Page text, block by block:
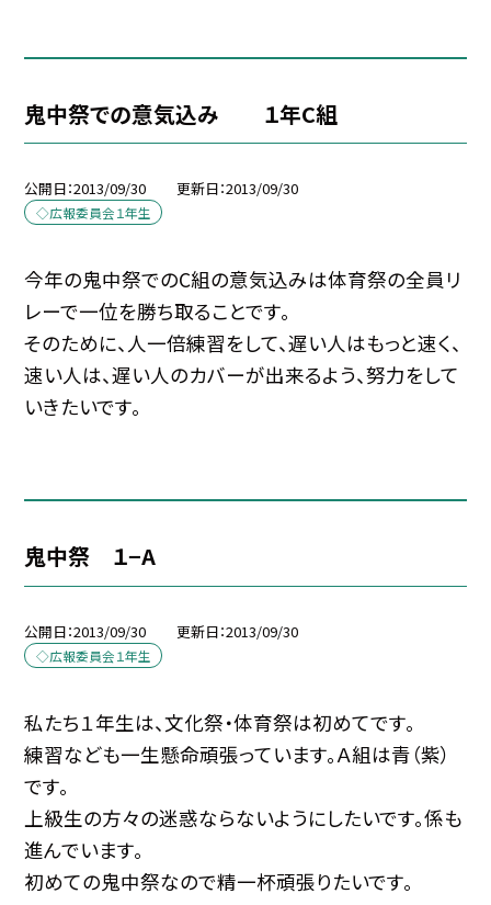
鬼中祭での意気込み １年C組
公開日 2013/09/30 更新日 2013/09/30
◇広報委員会１年生
今年の鬼中祭でのC組の意気込みは体育祭の全員リ
レーで一位を勝ち取ることです。
そのために、人一倍練習をして、遅い人はもっと速く、
速い人は、遅い人のカバーが出来るよう、努力をして
いきたいです。
鬼中祭 １−A
公開日 2013/09/30 更新日 2013/09/30
◇広報委員会１年生
私たち１年生は、文化祭・体育祭は初めてです。
練習なども一生懸命頑張っています。Ａ組は青（紫）
です。
上級生の方々の迷惑ならないようにしたいです。係も
進んでいます。
初めての鬼中祭なので精一杯頑張りたいです。